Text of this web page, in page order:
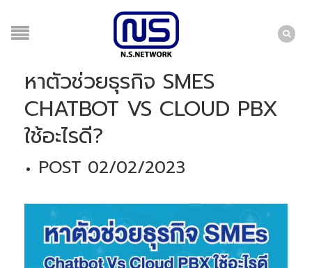
หาตัวช่วยธุรกิจ SMES
CHATBOT VS CLOUD PBX
ใช้อะไรดี?
POST 02/02/2023